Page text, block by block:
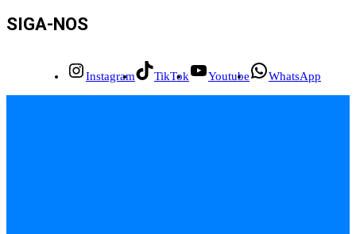
SIGA-NOS
Instagram TikTok Youtube WhatsApp